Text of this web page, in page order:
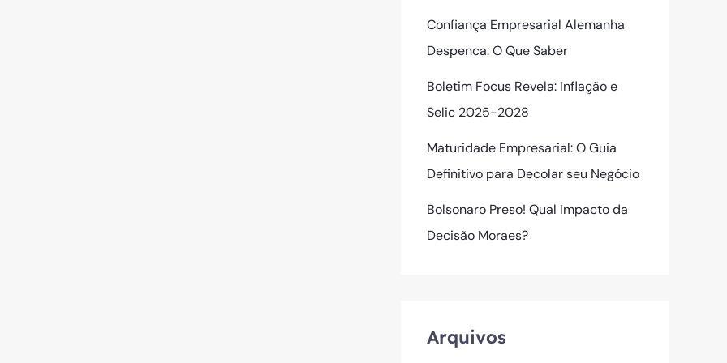
Confiança Empresarial Alemanha
Despenca: O Que Saber
Boletim Focus Revela: Inflação e
Selic 2025-2028
Maturidade Empresarial: O Guia
Definitivo para Decolar seu Negócio
Bolsonaro Preso! Qual Impacto da
Decisão Moraes?
Arquivos